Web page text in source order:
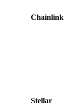
Chainlink
Stellar